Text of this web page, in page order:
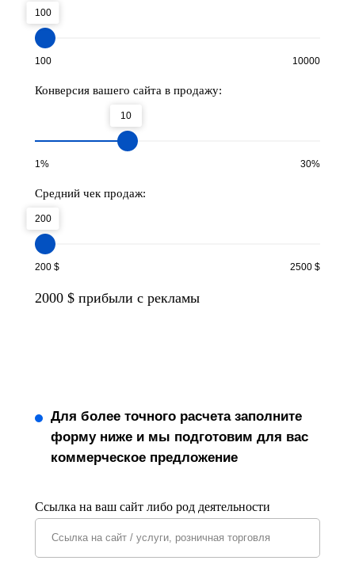
Ссылка на ваш сайт либо род деятельности
100
100 10000
Конверсия вашего сайта в продажу:
10
1% 30%
Средний чек продаж:
200
200 $ 2500 $
2000 $ прибыли с рекламы
Для более точного расчета заполните
форму ниже и мы подготовим для вас
коммерческое предложение